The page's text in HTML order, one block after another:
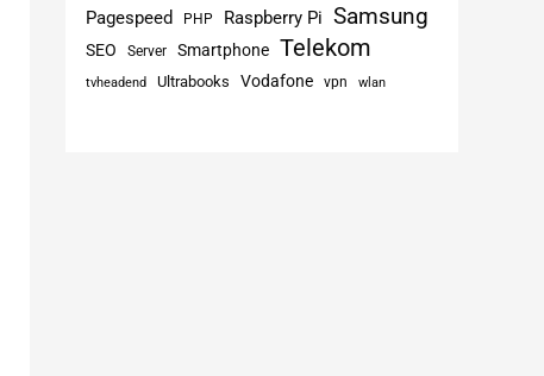
Pagespeed PHP Raspberry Pi Samsung
SEO Server Smartphone Telekom
tvheadend Ultrabooks Vodafone vpn wlan